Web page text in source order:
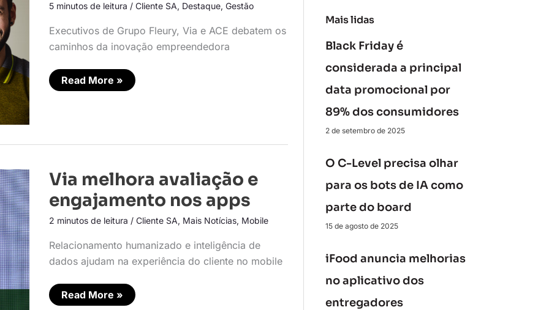
5 minutos de leitura / Cliente SA, Destaque, Gestão
Executivos de Grupo Fleury, Via e ACE debatem os
caminhos da inovação empreendedora
cliente
Read More »
Via melhora avaliação e
engajamento nos apps
2 minutos de leitura / Cliente SA, Mais Notícias, Mobile
Relacionamento humanizado e inteligência de
dados ajudam na experiência do cliente no mobile
Via
melhora
avaliação
e
engajamento
nos
Read More »
Mais lidas
Black Friday é
considerada a principal
data promocional por
89% dos consumidores
2 de setembro de 2025
O C-Level precisa olhar
para os bots de IA como
parte do board
15 de agosto de 2025
iFood anuncia melhorias
no aplicativo dos
entregadores